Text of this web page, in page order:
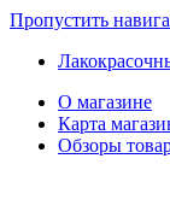
Пропустить
О магазине
Карта
Обзоры